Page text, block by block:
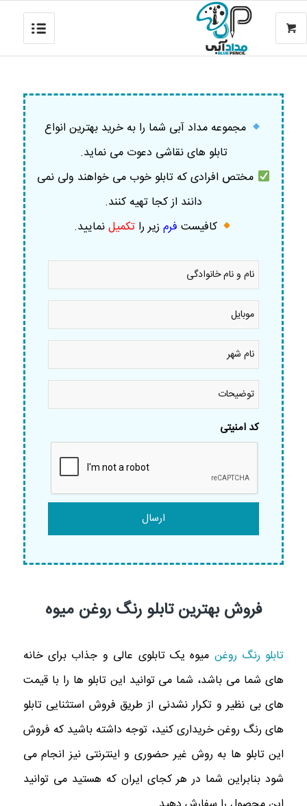
مجموعه مداد آبی شما را به خرید بهترین انواع
تابلو های نقاشی دعوت می نماید.
مختص افرادی که تابلو خوب می خواهند ولی نمی
دانند از کجا تهیه کنند.
کافیست فرم زیر را تکمیلنمایید.
نام
نام
خانوادگی
موبایل
نام
شهر *
توضیحات
کد امنیتی
فروش بهترین تابلو رنگ روغن میوه
تابلو رنگ روغن میوه یک تابلوی عالی و جذاب برای خانه
های شما می باشد، شما می توانید این تابلو ها را با قیمت‌
های بی نظیر و تکرار نشدنی از طریق فروش استثنایی تابلو
های رنگ روغن خریداری کنید، توجه داشته باشید که فروش
این تابلو ها به روش غیر حضوری و اینترنتی نیز انجام می‌
شود بنابراین شما در هر کجای ایران که هستید می توانید